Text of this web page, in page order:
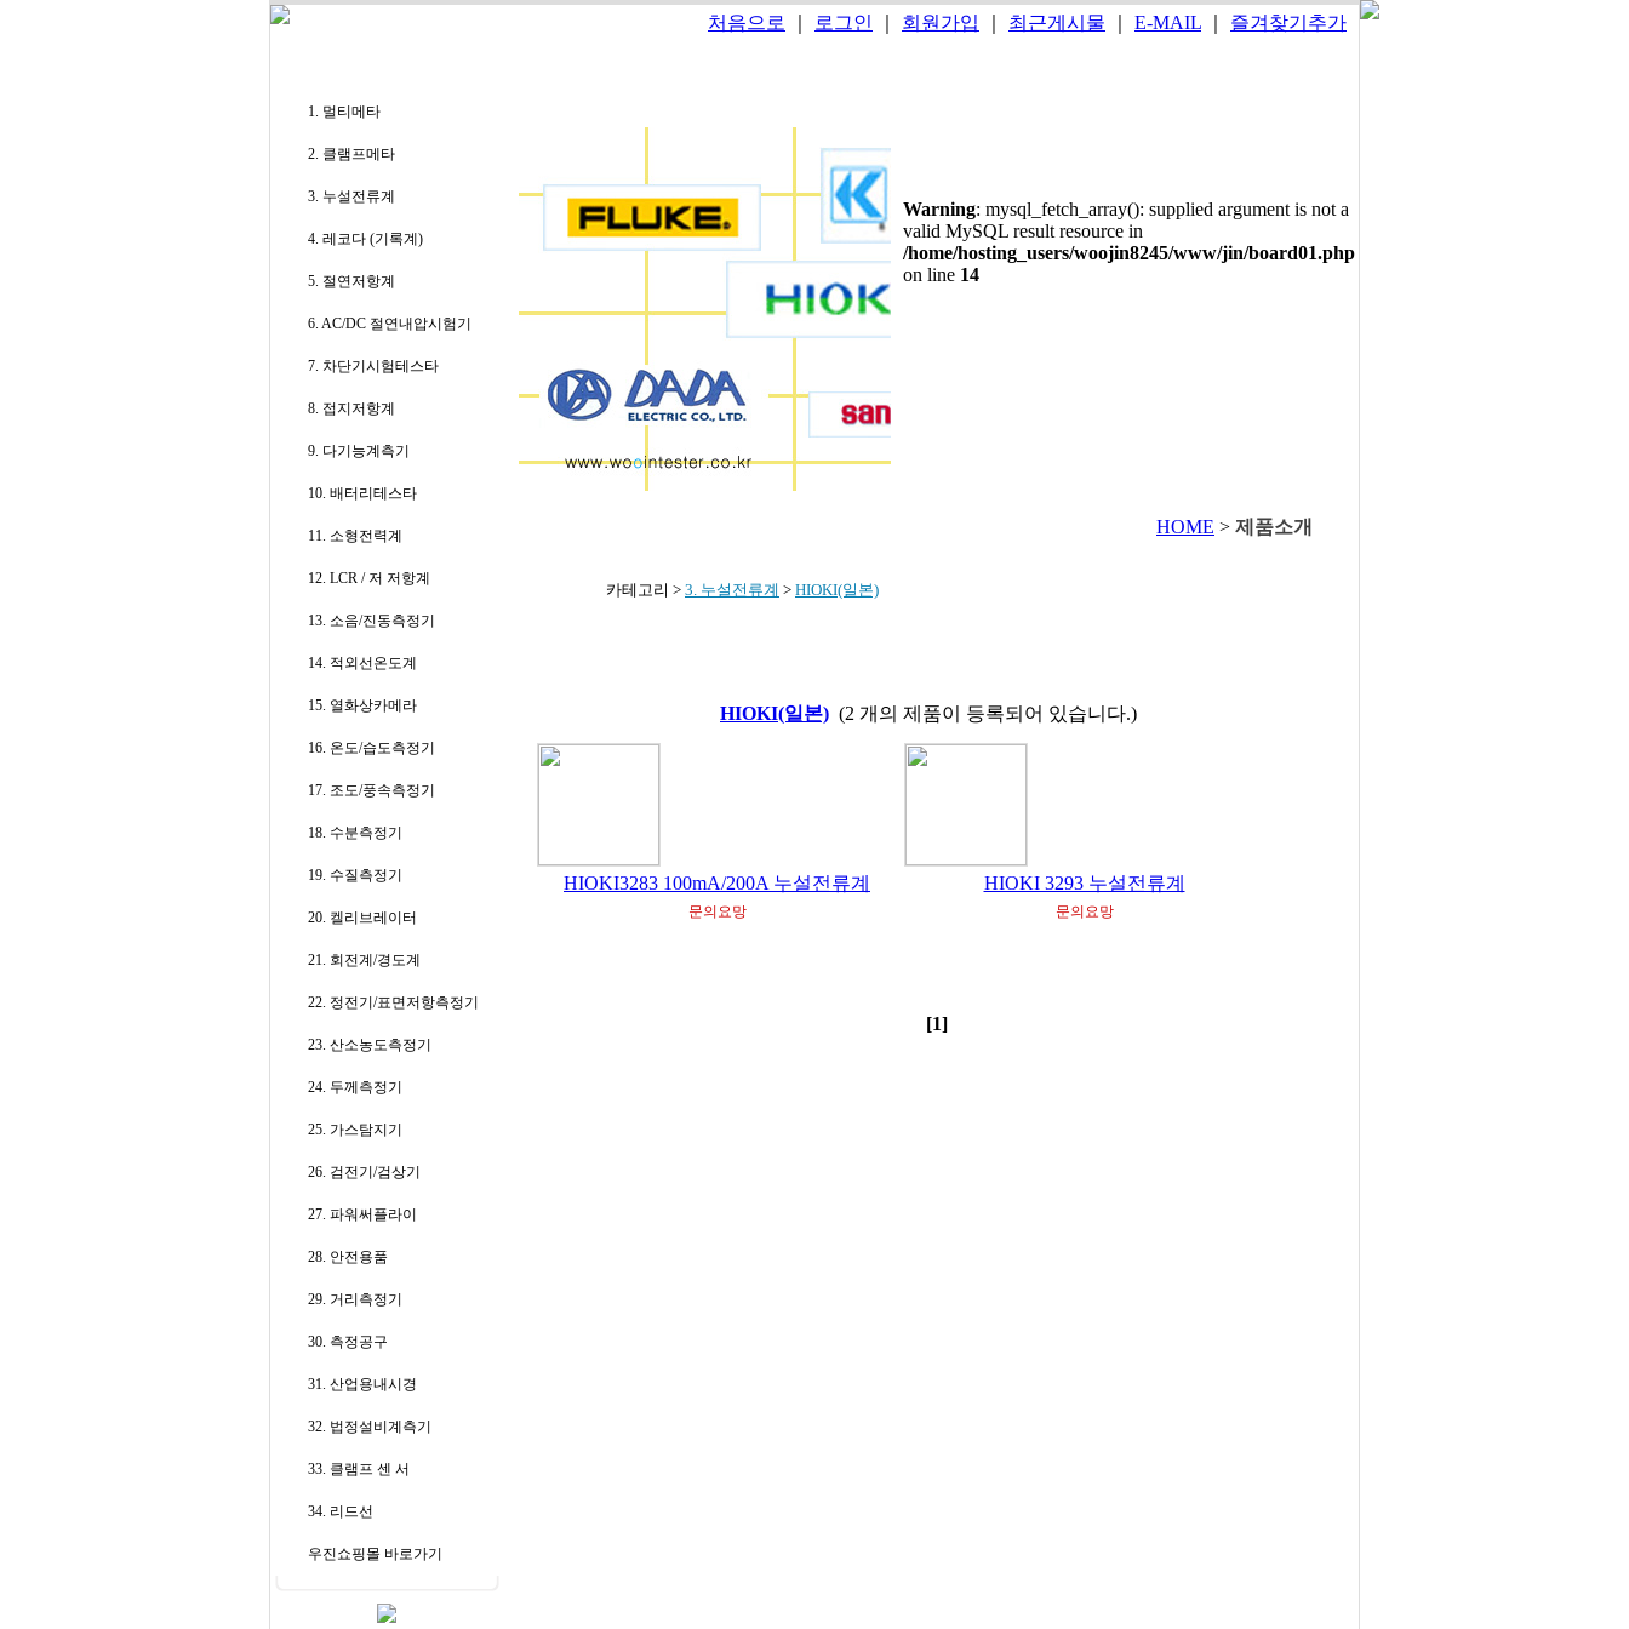
처음으로 로그인 회원가입 최근게시물 E-MAIL 즐겨찾기추가
1. 멀티메타
2. 클램프메타
3. 누설전류계
4. 레코다 (기록계)
5. 절연저항계
6. AC/DC 절연내압시험기
7. 차단기시험테스타
8. 접지저항계
9. 다기능계측기
10. 배터리테스타
11. 소형전력계
12. LCR / 저 저항계
13. 소음/진동측정기
14. 적외선온도계
15. 열화상카메라
16. 온도/습도측정기
17. 조도/풍속측정기
18. 수분측정기
19. 수질측정기
20. 켈리브레이터
21. 회전계/경도계
22. 정전기/표면저항측정기
23. 산소농도측정기
24. 두께측정기
25. 가스탐지기
26. 검전기/검상기
27. 파워써플라이
28. 안전용품
29. 거리측정기
30. 측정공구
31. 산업용내시경
32. 법정설비계측기
33. 클램프 센 서
34. 리드선
우진쇼핑몰 바로가기
Warning: mysql_fetch_array(): supplied argument is not a
valid MySQL result resource in
/home/hosting_users/woojin8245/www/jin/board01.php
on line 14
HOME > 제품소개
카테고리 > 3. 누설전류계 > HIOKI(일본)
HIOKI(일본) (2 개의 제품이 등록되어 있습니다.)
HIOKI3283 100mA/200A 누설전류계
문의요망
HIOKI 3293 누설전류계
문의요망
[1]